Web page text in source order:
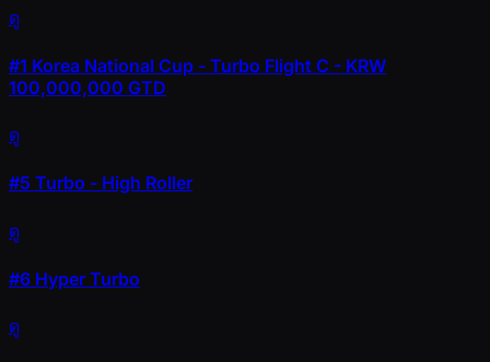
ดู
#1 Korea National Cup - Turbo Flight C - KRW
100,000,000 GTD
ดู
#5 Turbo - High Roller
ดู
#6 Hyper Turbo
ดู